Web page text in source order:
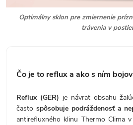
Optimálny sklon pre zmiernenie
trávenia v
Čo je to reflux a ako s ním
Reflux (GER) je návrat obsahu
často spôsobuje podráždenosť a
antirefluxného klinu Thermo Clima